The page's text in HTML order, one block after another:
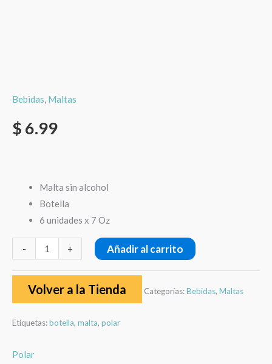
Bebidas, Maltas
$ 6.99
Malta sin alcohol
Botella
6 unidades x 7 Oz
- + Añadir al carrito
Volver a la Tienda Categorías:Bebidas, Maltas
Etiquetas:botella, malta, polar
Polar